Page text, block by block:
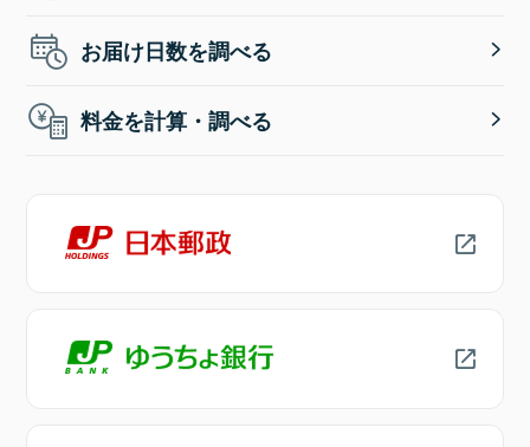
お届け日数を調べる
料金を計算・調べる